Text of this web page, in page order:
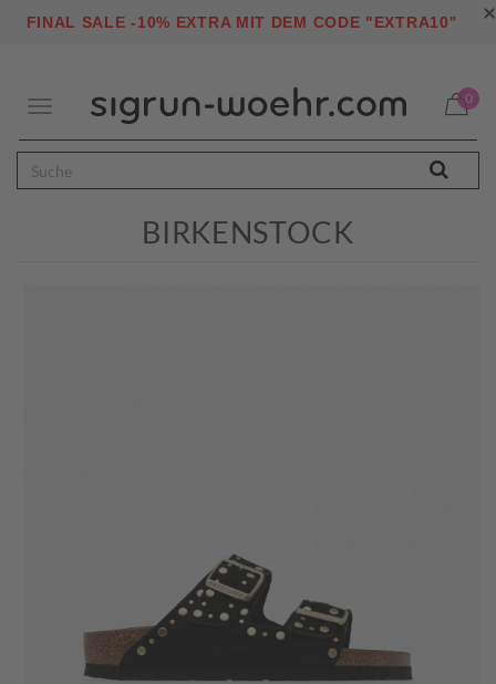
×
FINAL SALE -10% EXTRA MIT DEM CODE "EXTRA10"
Toggle
0
BIRKENSTOCK